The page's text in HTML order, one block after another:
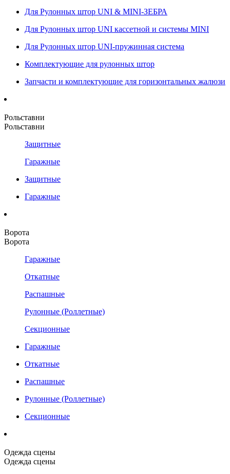
Для Рулонных штор UNI & MINI-ЗЕБРА
Для Рулонных штор UNI кассетной и системы MINI
Для Рулонных штор UNI-пружинная система
Комплектующие для рулонных штор
Запчасти и комплектующие для горизонтальных жалюзи
Рольставни
Рольставни
Защитные
Гаражные
Защитные
Гаражные
Ворота
Ворота
Гаражные
Откатные
Распашные
Рулонные (Роллетные)
Секционные
Гаражные
Откатные
Распашные
Рулонные (Роллетные)
Секционные
Одежда сцены
Одежда сцены